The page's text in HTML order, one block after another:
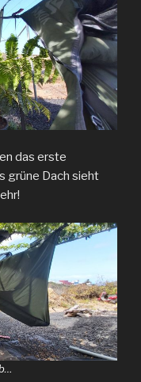
das erste
grüne Dach sieht